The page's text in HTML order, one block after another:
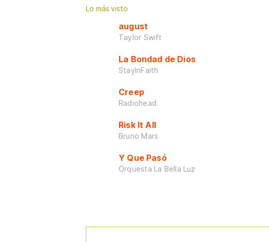
Lo más visto
august
Taylor Swift
La Bondad de Dios
StayInFaith
Creep
Radiohead
Risk It All
Bruno Mars
Y Que Pasó
Orquesta La Bella Luz